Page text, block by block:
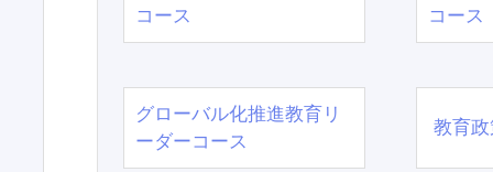
コース
コース
グローバル化推進教育リ
ーダーコース
教育